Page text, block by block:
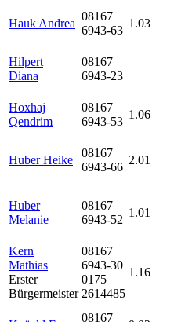
Hauk Andrea
08167
6943-63
1.03
Hilpert
Diana
08167
6943-23
Hoxhaj
Qendrim
08167
6943-53
1.06
Huber Heike
08167
6943-66
2.01
Huber
Melanie
08167
6943-52
1.01
Kern
Mathias
Erster
Bürgermeister
08167
6943-30
0175
2614485
1.16
08167